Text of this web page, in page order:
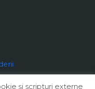
şi scripturi externe